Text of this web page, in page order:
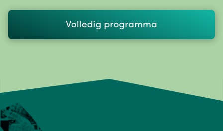
Volledig programma